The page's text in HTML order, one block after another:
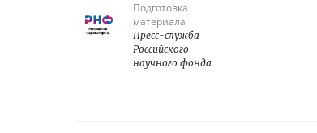
Подготовка
материала
Пресс-служба
Российского
научного фонда